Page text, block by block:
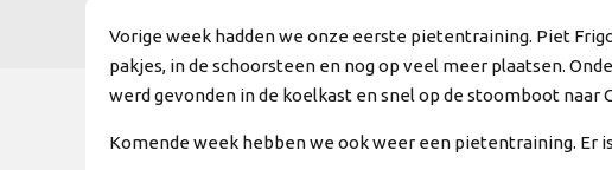
Vorige week hadden we onze eerste pietentraining. Piet
pakjes, in de schoorsteen en nog op veel meer plaatsen.
werd gevonden in de koelkast en snel op de stoomboot naar
Komende week hebben we ook weer een pietentraining. Er